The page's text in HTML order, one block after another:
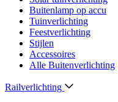
Buitenlamp op accu
Tuinverlichting
Feestverlichting
Stijlen
Accessoires
Alle Buitenverlichting
Railverlichting